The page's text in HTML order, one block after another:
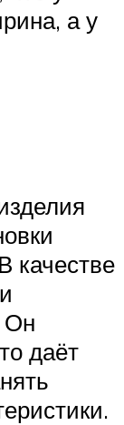
а у
качестве
Он
даёт